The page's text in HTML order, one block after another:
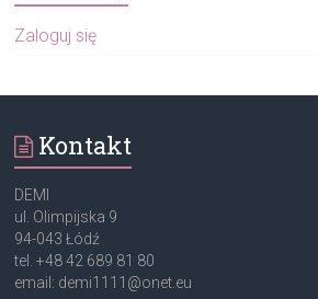
Zaloguj się
Kontakt
DEMI
ul. Olimpijska 9
94-043 Łódź
tel. +48 42 689 81 80
email: demi1111@onet.eu